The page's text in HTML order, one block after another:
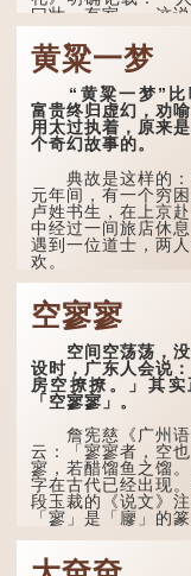
曰壮，有室。」这
黄粱一梦
“黄粱一梦”比
富贵终归虚幻，劝
用太过执着，原来
个奇幻故事的。
典故是这样的：
元年间，有一个穷
卢姓书生，在上京
中经过一间旅店休
遇到一位道士，两
欢。
言谈间，卢姓书
自己虽贵为读书人，
未能考取功名，仍然
感到十分落泊。于
拿出一个青瓷枕头
书生睡一睡，便能
望得到荣华富贵的
这时，...
空寥寥
空间空荡荡，没
设时，广东人会说
房空撩撩。」其实
「空寥寥」。
詹宪慈《广州语
云：「寥寥者，空
寥，若醋馏鱼之馏
字在古代已经出现
段玉裁的《说文》注
「寥」是「廫」的
事，以「寥寥安期，